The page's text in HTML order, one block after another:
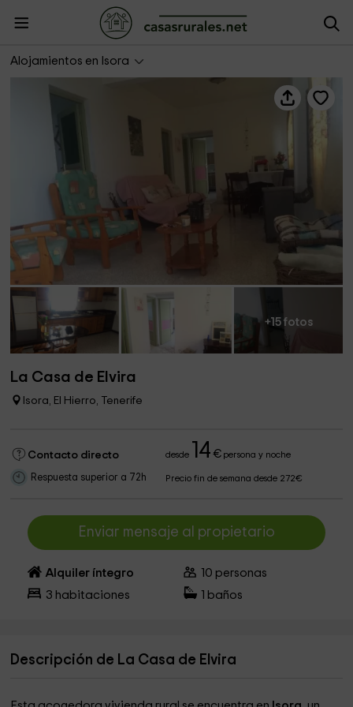
Alojamientos en Isora
+15 fotos
La Casa de Elvira
Isora, El Hierro, Tenerife
Contacto directo desde 14 €persona y noche
Respuesta superior a 72h Precio fin de semana desde 272€
Enviar mensaje al propietario
Alquiler íntegro 10 personas
3 habitaciones baños
Descripción de La Casa de Elvira